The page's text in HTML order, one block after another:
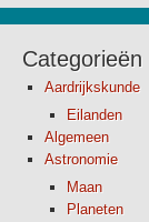
Categorieën
Aardrijkskunde
Eilanden
Algemeen
Astronomie
Maan
Planeten